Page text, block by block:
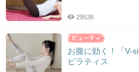
29536
お腹に効く！「V-
ピラティス